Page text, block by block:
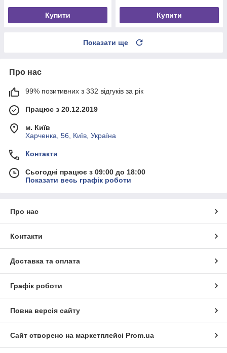
Купити Купити
Показати ще
Про нас
99% позитивних з 332 відгуків за рік
Працює з 20.12.2019
м. Київ
Харченка, 56, Київ, Україна
Контакти
Сьогодні працює з 09:00 до 18:00
Показати весь графік роботи
Про нас
Контакти
Доставка та оплата
Графік роботи
Повна версія сайту
Сайт створено на маркетплейсі Prom.ua